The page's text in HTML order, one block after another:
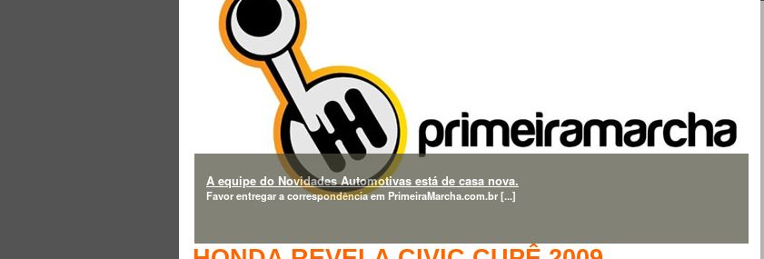
A equipe do Novidades Automotivas está de casa nova.
Favor entregar a correspondência em PrimeiraMarcha.com.br [...]